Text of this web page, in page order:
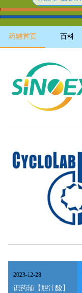
药辅首页 百科
识药辅【胆汁酸】
2023-12-28